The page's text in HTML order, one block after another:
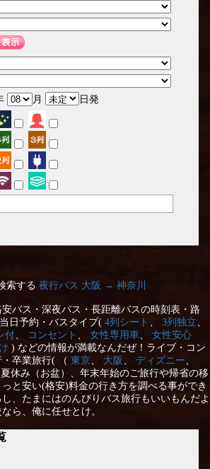
月 日発
索する 夜行バス 大阪 → 神奈川
バス・深夜バス・長距離バスの時刻表・路
日予約・バスタイプ( 4列シート 、 3列独立、
付、 コンセント 、 女性専用車、 女性安心
) などの情報が満載なんだぜ！ライブ・コン
卒業旅行( （ 東京、 大阪 、 ディズニー、
休み（お盆）、年末年始のご旅行や帰省の移
と安い(格安)料金の行き方を調べる事ができ
、たまにはのんびりバス旅行もいいもんだよ
ら、俺に任せとけ。